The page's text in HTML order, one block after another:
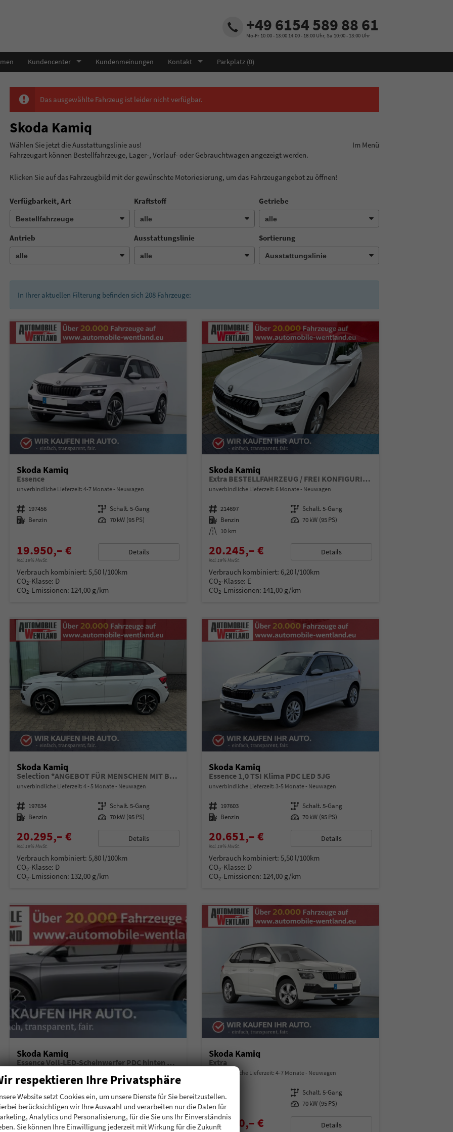
+49 6154 589 88 61
Mo-Fr 10:00 - 13:00 14:00 - 18:00 Uhr, Sa 10:00 - 13:00 Uhr
Kundencenter Kundenmeinungen Kontakt Parkplatz (0)
Das ausgewählte Fahrzeug ist leider nicht verfügbar.
Skoda Kamiq
Wählen Sie jetzt die Ausstattungslinie aus! Im Menü
Fahrzeugart können Bestellfahrzeuge, Lager-, Vorlauf- oder Gebrauchtwagen angezeigt werden.
Klicken Sie auf das Fahrzeugbild mit der gewünschte Motoriesierung, um das Fahrzeugangebot zu öffnen!
Verfügbarkeit, Art Kraftstoff Getriebe
Antrieb Ausstattungslinie Sortierung
In Ihrer aktuellen Filterung befinden sich 208Fahrzeuge:
Skoda Kamiq
Essence
unverbindliche Lieferzeit: 4-7 Monate Neuwagen
Fahrzeugnummer 197456 Getriebe Schalt. 5-Gang
Kraftstoff Benzin Leistung 70 kW (95 PS)
19.950,– €
incl. 19% MwSt.
Details
Verbrauch kombiniert: 5,50 l/100km
CO2-Klasse: D
CO2-Emissionen: 124,00 g/km
Skoda Kamiq
Extra BESTELLFAHRZEUG / FREI KONFIGURIERBAR
unverbindliche Lieferzeit:6 Monate Neuwagen
Fahrzeugnummer 214697 Getriebe Schalt. 5-Gang
Kraftstoff Benzin Leistung 70 kW (95 PS)
Kilometerstand 10 km
20.245,– €
incl. 19% MwSt.
Details
Verbrauch kombiniert: 6,20 l/100km
CO2-Klasse: E
CO2-Emissionen: 141,00 g/km
Skoda Kamiq
Selection *ANGEBOT FÜR MENSCHEN MIT BEHINDERUNG AB 50%! 1.0 TSI 95PS, Klimaanlage, Sitzheizung, Parksensoren hinten, LED-Scheinwerfer, Tempomat, Infotainment 8", Virtual Cockpit Nebelscheinwerfer, Dachreling
unverbindliche Lieferzeit: 4 - 5 Monate Neuwagen
Fahrzeugnummer 197634 Getriebe Schalt. 5-Gang
Kraftstoff Benzin Leistung 70 kW (95 PS)
20.295,– €
incl. 19% MwSt.
Details
Verbrauch kombiniert: 5,80 l/100km
CO2-Klasse: D
CO2-Emissionen: 132,00 g/km
Skoda Kamiq
Essence 1,0 TSI Klima PDC LED 5JG
unverbindliche Lieferzeit: 3-5 Monate Neuwagen
Fahrzeugnummer 197603 Getriebe Schalt. 5-Gang
Kraftstoff Benzin Leistung 70 kW (95 PS)
20.651,– €
incl. 19% MwSt.
Details
Verbrauch kombiniert:5,50 l/100km
CO2-Klasse: D
CO2-Emissionen: 124,00 g/km
Skoda Kamiq
Essence Voll-LED-Scheinwerfer PDC hinten Klima
Fahrzeugnummer 196911
Schalt. 5-Gang
Benzin 70 kW (95 PS)
20.780,– € Details
Skoda Kamiq
Extra
unverbindliche Lieferzeit: 4-7 Monate Neuwagen
Fahrzeugnummer Getriebe Schalt. 5-Gang
Kraftstoff Benzin Leistung 70 kW (95 PS)
20.850,– € Details
respektieren Ihre Privatsphäre
Website setzt Cookies ein, um unsere Dienste für Sie bereitzustellen.
berücksichtigen wir Ihre Auswahl und verarbeiten nur die Daten für
Analytics und Personalisierung, für die Sie uns Ihr Einverständnis
Sie können Ihre Einwilligung jederzeit mit Wirkung für die Zukunft